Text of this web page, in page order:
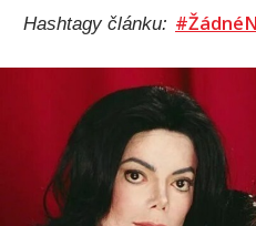
Hashtagy článku: